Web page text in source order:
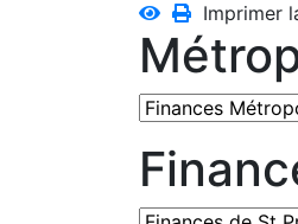
Imprimer